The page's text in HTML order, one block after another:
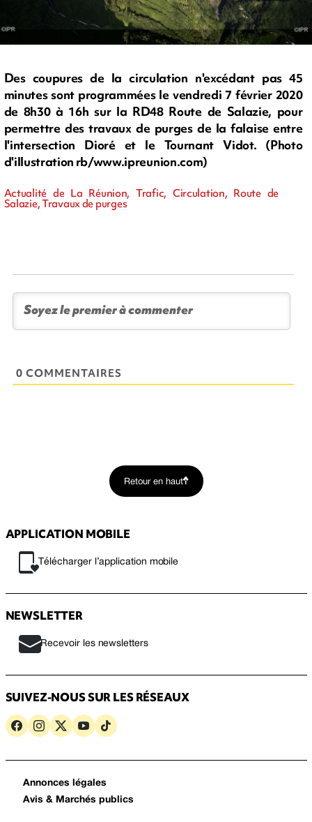
Des coupures de la circulation n'excédant pas 45
minutes sont programmées le vendredi 7 février 2020
de 8h30 à 16h sur la RD48 Route de Salazie, pour
permettre des travaux de purges de la falaise entre
l'intersection Dioré et le Tournant Vidot. (Photo
d'illustration rb/www.ipreunion.com)
Actualité de La Réunion, Trafic, Circulation, Route de
Salazie, Travaux de purges
0 COMMENTAIRES
Retour en haut
APPLICATION MOBILE
Télécharger l’application mobile
NEWSLETTER
Recevoir les newsletters
SUIVEZ-NOUS SUR LES RÉSEAUX
Annonces légales
Avis & Marchés publics